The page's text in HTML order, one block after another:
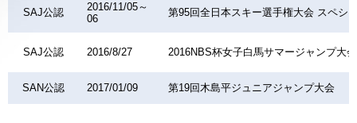
SAJ公認
2016/11/05～
06
第95回全日本スキー選手権大会 スペシ
SAJ公認 2016/8/27 2016NBS杯女子白馬サマージャンプ大会
SAN公認 2017/01/09 第19回木島平ジュニアジャンプ大会